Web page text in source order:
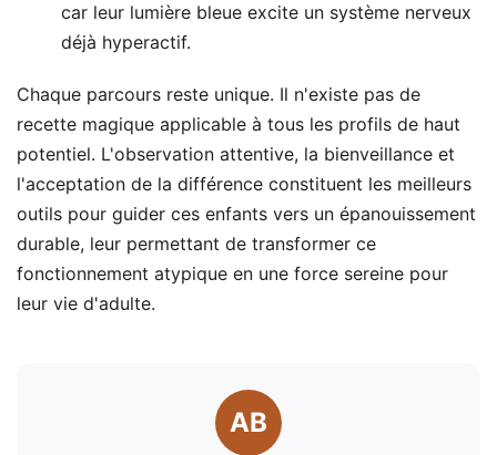
car leur lumière bleue excite un système nerveux
déjà hyperactif.
Chaque parcours reste unique. Il n'existe pas de
recette magique applicable à tous les profils de haut
potentiel. L'observation attentive, la bienveillance et
l'acceptation de la différence constituent les meilleurs
outils pour guider ces enfants vers un épanouissement
durable, leur permettant de transformer ce
fonctionnement atypique en une force sereine pour
leur vie d'adulte.
AB